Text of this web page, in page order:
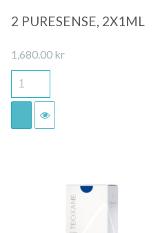
2 PURESENSE, 2X1ML
1,680.00 kr